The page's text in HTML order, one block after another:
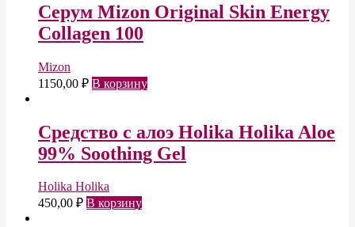
Серум Mizon Original Skin Energy
Collagen 100
Mizon
1150,00 ₽ В корзину
Средство с алоэ Holika Holika Aloe
99% Soothing Gel
Holika Holika
450,00 ₽ В корзину